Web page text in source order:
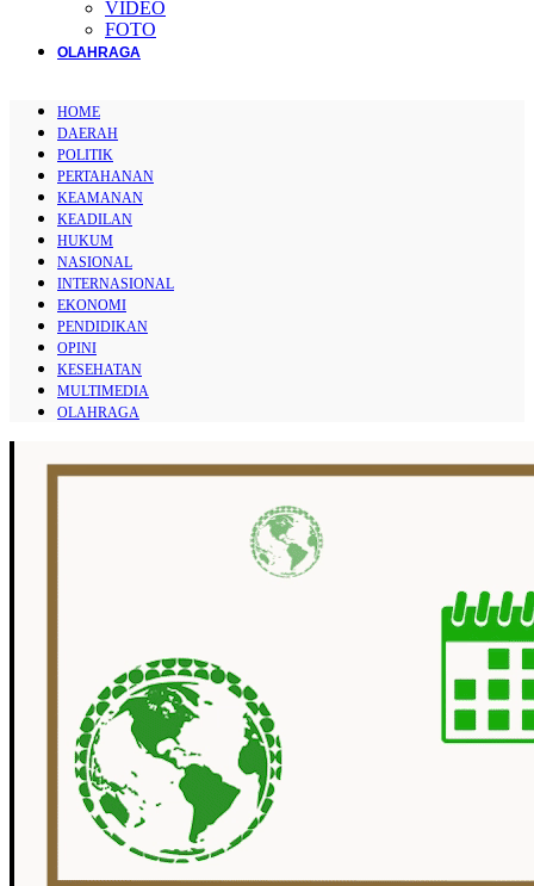
VIDEO
FOTO
OLAHRAGA
HOME
DAERAH
POLITIK
PERTAHANAN
KEAMANAN
KEADILAN
HUKUM
NASIONAL
INTERNASIONAL
EKONOMI
PENDIDIKAN
OPINI
KESEHATAN
MULTIMEDIA
OLAHRAGA